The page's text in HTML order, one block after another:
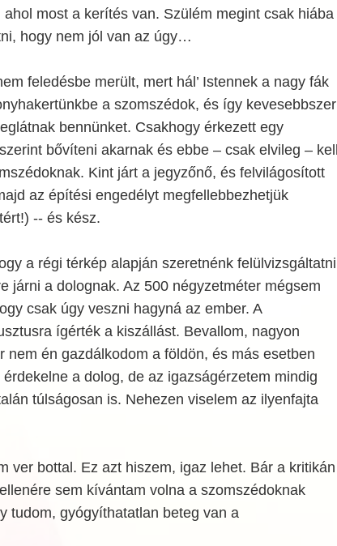
ahol most a kerítés van. Szülém megint csak hiába
hogy nem jól van az úgy…
feledésbe merült, mert hál’ Istennek a nagy fák
a szomszédok, és így kevesebbszer
bennünket. Csakhogy érkezett egy
bővíteni akarnak és ebbe – csak elvileg – kell
Kint járt a jegyzőnő, és felvilágosított
az építési engedélyt megfellebbezhetjük
-- és kész.
a régi térkép alapján szeretnénk felülvizsgáltatni
járni a dolognak. Az 500 négyzetméter mégsem
csak úgy veszni hagyná az ember. A
ígérték a kiszállást. Bevallom, nagyon
nem én gazdálkodom a földön, és más esetben
érdekelne a dolog, de az igazságérzetem mindig
túlságosan is. Nehezen viselem az ilyenfajta
ver bottal. Ez azt hiszem, igaz lehet. Bár a kritikán
sem kívántam volna a szomszédoknak
tudom, gyógyíthatatlan beteg van a